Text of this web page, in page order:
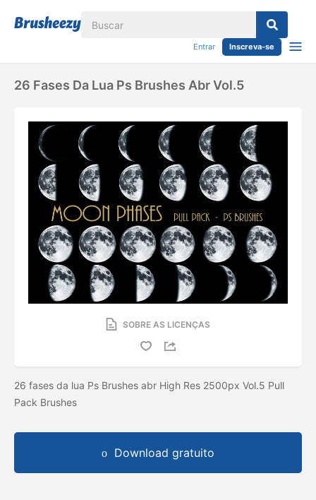
Entrar Inscreva-se
26 Fases Da Lua Ps Brushes Abr Vol.5
SOBRE AS LICENÇAS
26 fases da lua Ps Brushes abr High Res 2500px Vol.5 Pull
Pack Brushes
Download gratuito